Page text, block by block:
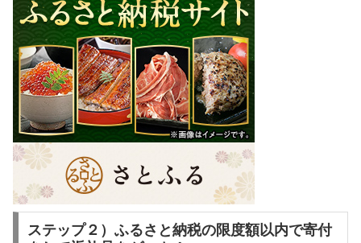
ステップ２）ふるさと納税の限度額以内で寄付